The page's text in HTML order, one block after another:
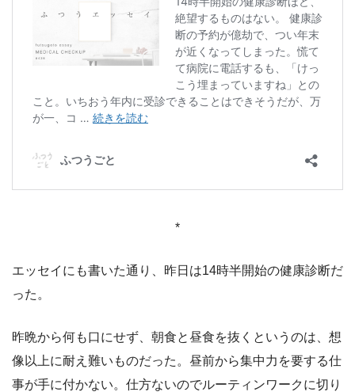
*
エッセイにも書いた通り、昨日は14時半開始の健康診断だ
った。
昨晩から何も口にせず、朝食と昼食を抜くというのは、想
像以上に耐え難いものだった。昼前から集中力を要する仕
事が手に付かない。仕方ないのでルーティンワークに切り